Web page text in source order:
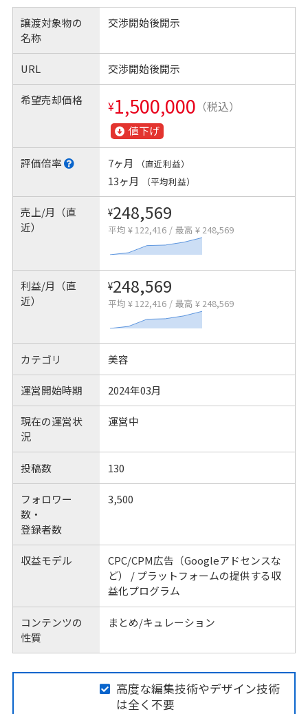
譲渡対象物の
名称
交渉開始後開示
URL 交渉開始後開示
希望売却価格 ¥1,500,000 （税込）
値下げ
評価倍率 7ヶ月 （直近利益）
13ヶ月 （平均利益）
売上/月（直
近）
¥248,569
平均 ¥ 122,416 / 最高 ¥ 248,569
利益/月（直
近）
¥248,569
平均 ¥ 122,416 / 最高 ¥ 248,569
カテゴリ 美容
運営開始時期 2024年03月
現在の運営状
況
運営中
投稿数 130
フォロワー
数・
登録者数
3,500
収益モデル
CPC/CPM広告（Googleアドセンスな
ど） / プラットフォームの提供する収
益化プログラム
コンテンツの
性質
まとめ/キュレーション
高度な編集技術やデザイン技術
は全く不要